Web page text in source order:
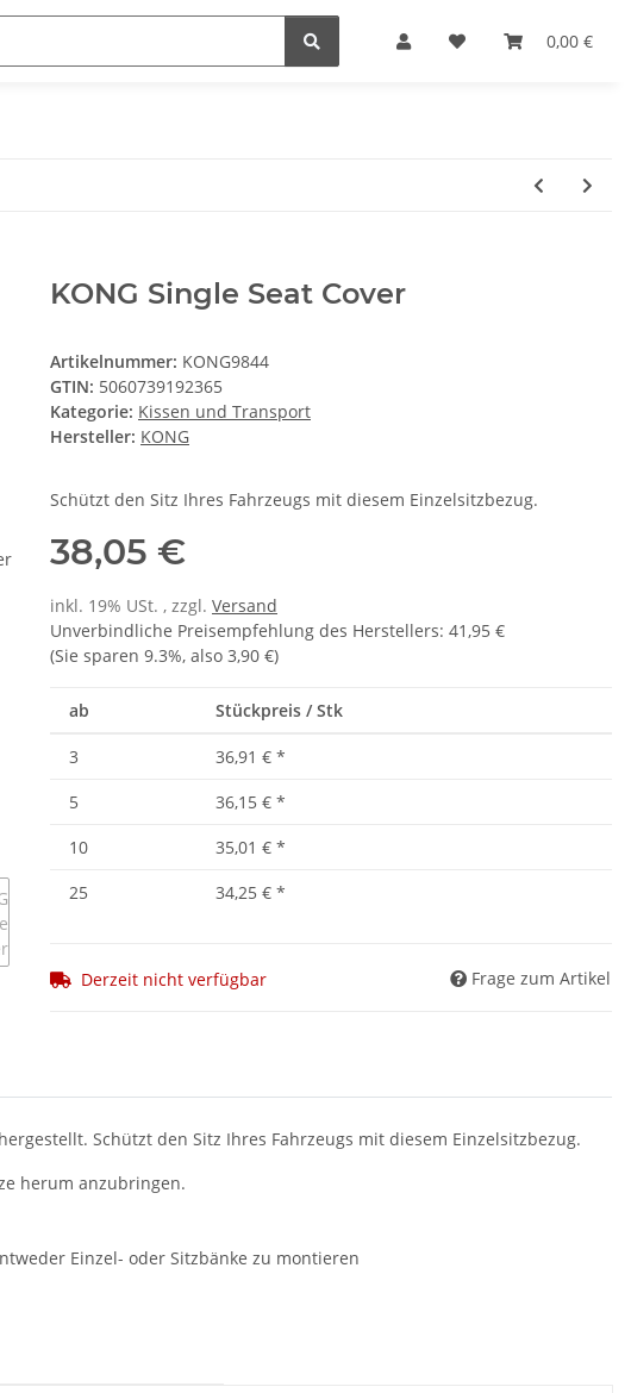
0,00 €
KONG Single Seat Cover
Artikelnummer: KONG9844
GTIN: 5060739192365
Kategorie: Kissen und Transport
Hersteller: KONG
Schützt den Sitz Ihres Fahrzeugs mit diesem Einzelsitzbezug.
38,05 €
inkl. 19% USt. , zzgl. Versand
Unverbindliche Preisempfehlung des Herstellers: 41,95 €
(Sie sparen 9.3%, also 3,90 €)
ab Stückpreis / Stk
3 36,91 € *
5
36,15 € *
10
35,01 € *
25
34,25 € *
Derzeit nicht verfügbar Frage zum Artikel
Schützt den Sitz Ihres Fahrzeugs mit diesem Einzelsitzbezug.
herum anzubringen.
Einzel- oder Sitzbänke zu montieren